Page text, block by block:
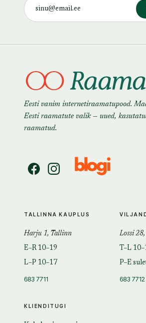
Eesti vanim internetiraamatupood.
Eesti raamatute valik — uued,
raamatud.
KLIENDITUGI
TALLINNA KAUPLUS
Harju 1, Tallinn
E–R 10–19
L–P 10–17
683 7711
Lossi
T–L
P–E
683 7712